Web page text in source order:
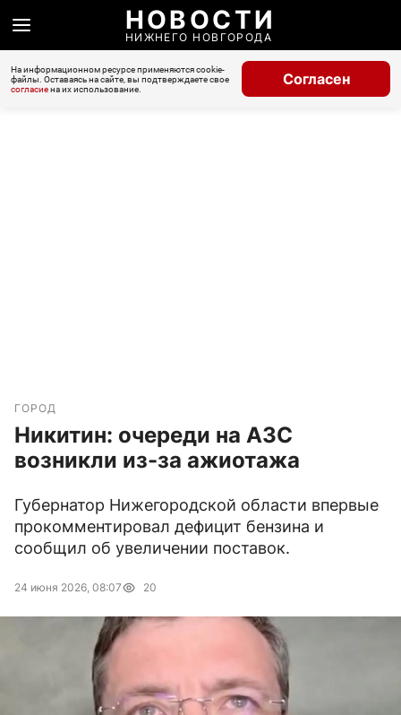
НОВОСТИ
НИЖНЕГО НОВГОРОДА
На информационном ресурсе применяются cookie-
файлы. Оставаясь на сайте, вы подтверждаете свое
согласиена их использование.
Согласен
ГОРОД
Никитин: очереди на АЗС
возникли из-за ажиотажа
Губернатор Нижегородской области впервые
прокомментировал дефицит бензина и
сообщил об увеличении поставок.
24 июня 2026, 08:07 20